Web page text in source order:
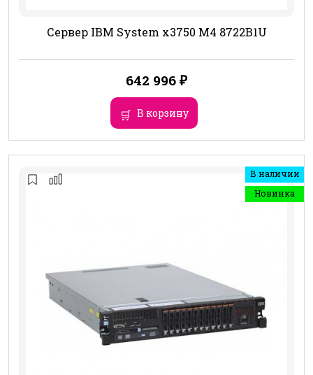
Сервер IBM System x3750 M4 8722B1U
642 996 ₽
В корзину
В наличии
Новинка